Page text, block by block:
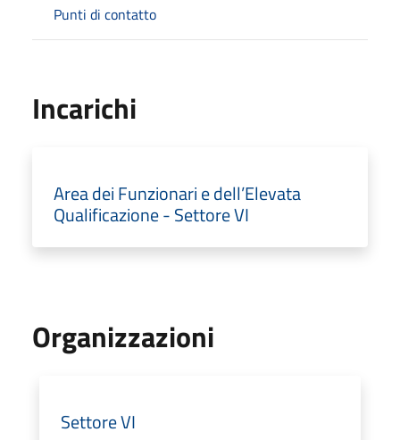
Punti di contatto
Incarichi
Area dei Funzionari e dell’Elevata
Qualificazione - Settore VI
Organizzazioni
Settore VI